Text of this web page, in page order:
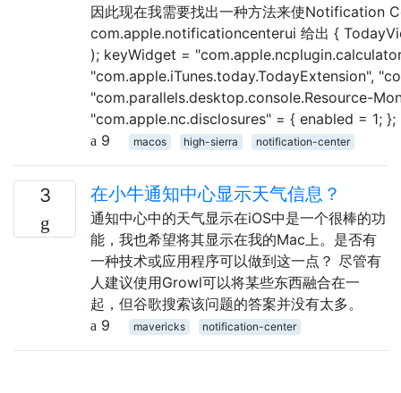
因此现在我需要找出一种方法来使Notification
com.apple.notificationcenterui 给出 {
); keyWidget =
"com.apple.iTunes.today.TodayExtension",
"com.parallels.desktop.console.Resource-
"com.apple.nc.disclosures" = { enabled = 1;
9
macos high-sierra notification-center
3 在小牛通知中心显示天气信息？
通知中心中的天气显示在iOS中是一个很棒的功
能，我也希望将其显示在我的Mac上。是否有
一种技术或应用程序可以做到这一点？ 尽管有
人建议使用Growl可以将某些东西融合在一
起，但谷歌搜索该问题的答案并没有太多。
9
mavericks notification-center